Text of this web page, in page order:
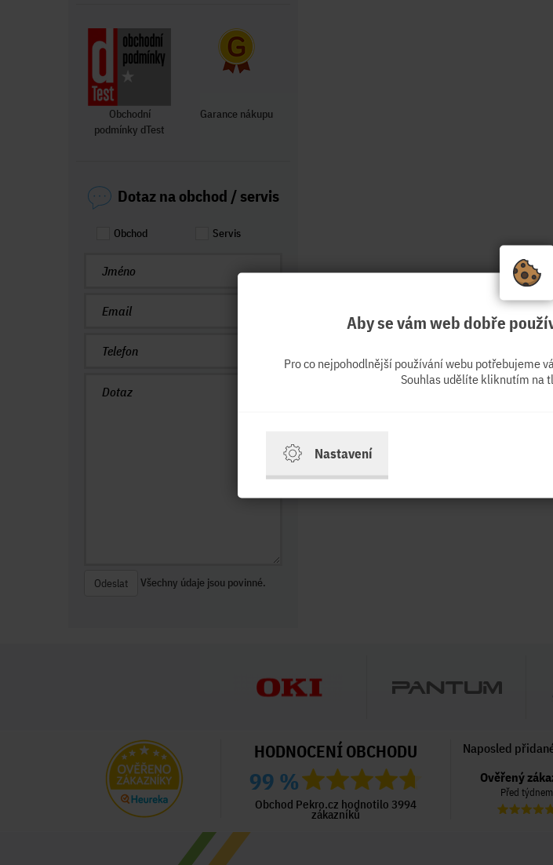
Obchodní
podmínky dTest
Garance nákupu
Dotaz na obchod / servis
Obchod Servis
Odeslat Všechny údaje jsou povinné.
HODNOCENÍ OBCHODU
99 %
Obchod Pekro.cz hodnotilo 3994
zákazníků
Naposled
Ověřený zákazník
Před 2 dny
Ověřený zákazník
Před 6 dny
Ověřený zákazník
Před 6 dny
Ověřený
Před týdnem
Aby se vám web dobře
Pro co nejpohodlnější používání webu potřebujeme
Souhlas udělíte kliknutím na
Nastavení